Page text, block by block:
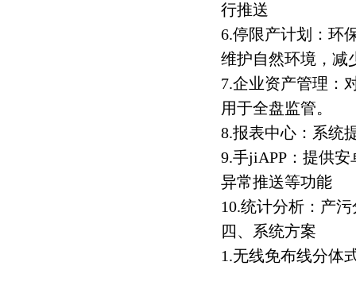
行推送
6.停限产计划：环
维护自然环境，减
7.企业资产管理：
用于全盘监管。
8.报表中心：系统
9.手jiAPP：提供
异常推送等功能
10.统计分析：产
四、系统方案
1.无线免布线分体